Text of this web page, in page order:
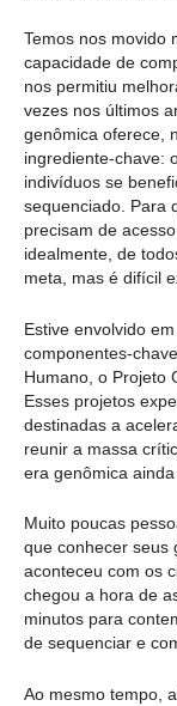
Temos nos movido
capacidade de
nos permitiu
vezes nos últimos
genômica oferece,
ingrediente-chave:
indivíduos se
sequenciado. Para
precisam de
idealmente, de
meta, mas é difícil
Estive envolvido
componentes-
Humano, o Projeto
Esses projetos
destinadas a
reunir a massa
era genômica
Muito poucas
que conhecer seus
aconteceu com os
chegou a hora de
minutos para
de sequenciar e
Ao mesmo tempo,